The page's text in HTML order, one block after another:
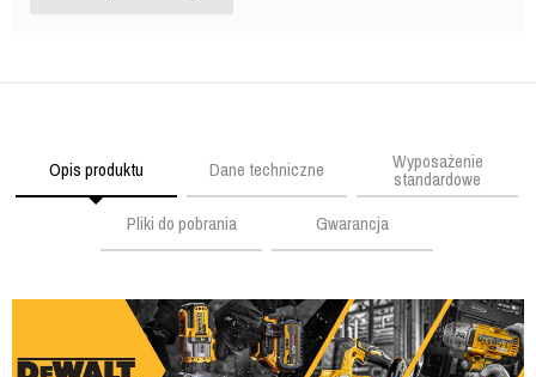
Opis produktu Dane techniczne Wyposażenie
standardowe
Pliki do pobrania
Gwarancja